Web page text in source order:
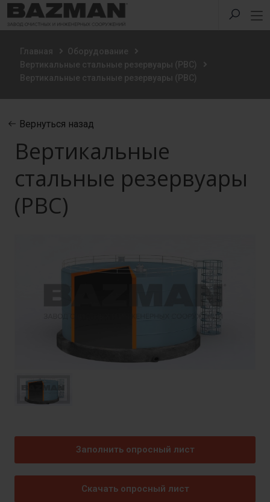
Главная
Оборудование
Вертикальные стальные резервуары (РВС)
Вертикальные стальные резервуары (РВС)
Вернуться назад
Вертикальные
стальные резервуары
(РВС)
Заполнить опросный лист
Скачать опросный лист